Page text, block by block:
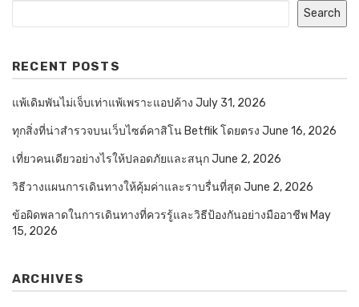
Search
RECENT POSTS
แพ้เดิมพันไม่เจ็บเท่าแพ้เพราะแอปค้าง July 31, 2026
ทุกสิ่งที่น่าสำรวจบนเว็บไซต์คาสิโน Betflik โดยตรง June 16, 2026
เที่ยวคนเดียวอย่างไรให้ปลอดภัยและสนุกJune 2, 2026
วิธีวางแผนการเดินทางให้คุ้มค่าและราบรื่นที่สุด June 2, 2026
ข้อผิดพลาดในการเดินทางที่ควรรู้และวิธีป้องกันอย่างมืออาชีพ May
15, 2026
ARCHIVES